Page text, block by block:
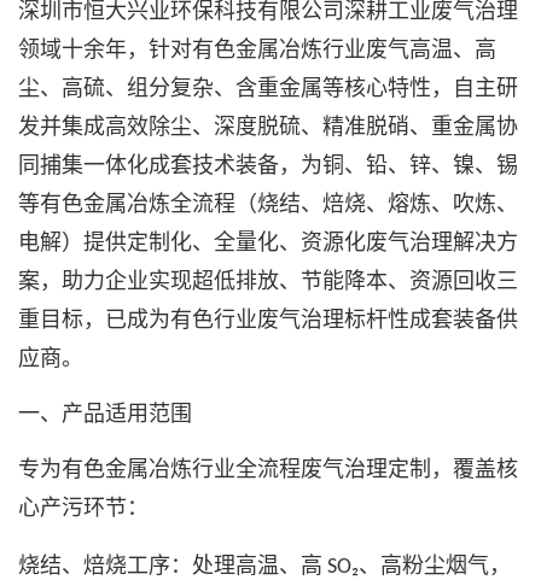
深圳市恒大兴业环保科技有限公司深耕工业废气治理
领域十余年，针对有色金属冶炼行业废气高温、高
尘、高硫、组分复杂、含重金属等核心特性，自主研
发并集成高效除尘、深度脱硫、精准脱硝、重金属协
同捕集一体化成套技术装备，为铜、铅、锌、镍、锡
等有色金属冶炼全流程（烧结、焙烧、熔炼、吹炼、
电解）提供定制化、全量化、资源化废气治理解决方
案，助力企业实现超低排放、节能降本、资源回收三
重目标，已成为有色行业废气治理标杆性成套装备供
应商。
一、产品适用范围
专为有色金属冶炼行业全流程废气治理定制，覆盖核
心产污环节：
烧结、焙烧工序：处理高温、高 SO₂、高粉尘烟气，